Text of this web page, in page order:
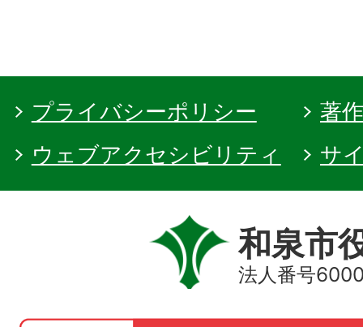
プライバシーポリシー
著
ウェブアクセシビリティ
サ
和泉市
法人番号